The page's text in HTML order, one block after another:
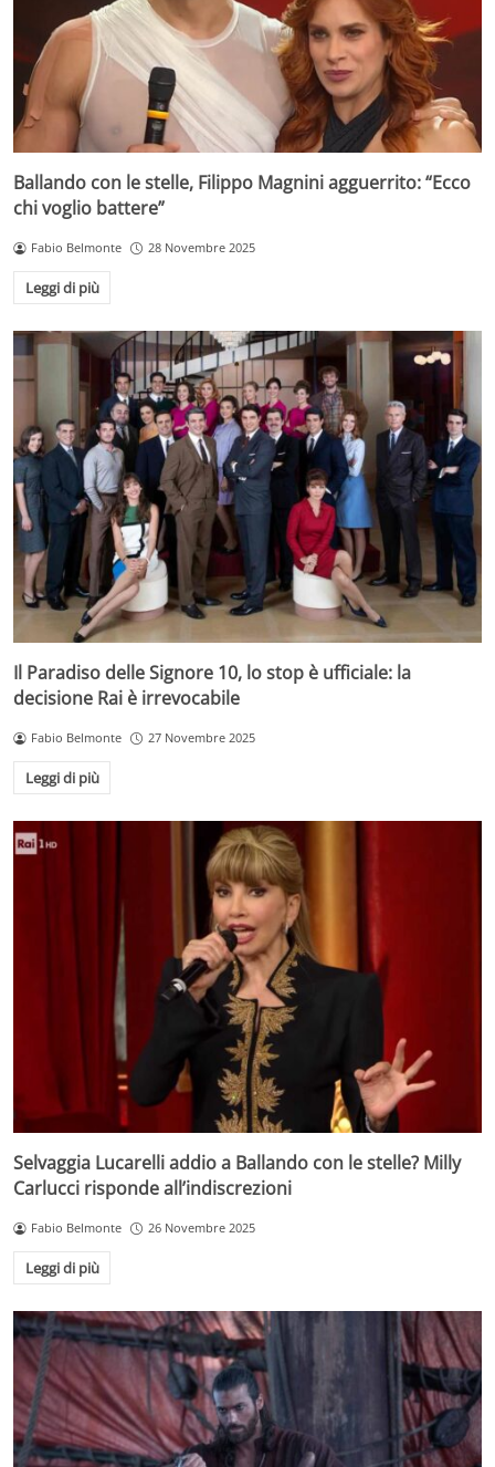
Ballando con le stelle, Filippo Magnini agguerrito: “Ecco
chi voglio battere”
Fabio Belmonte 28 Novembre 2025
Leggi di più
Il Paradiso delle Signore 10, lo stop è ufficiale: la
decisione Rai è irrevocabile
Fabio Belmonte 27 Novembre 2025
Leggi di più
Selvaggia Lucarelli addio a Ballando con le stelle? Milly
Carlucci risponde all’indiscrezioni
Fabio Belmonte 26 Novembre 2025
Leggi di più